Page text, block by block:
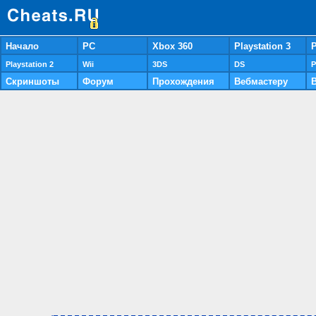
Начало PC Xbox 360 Playstation 3
Playstation 2 Wii 3DS DS
Скриншоты Форум Прохождения Вебмастеру